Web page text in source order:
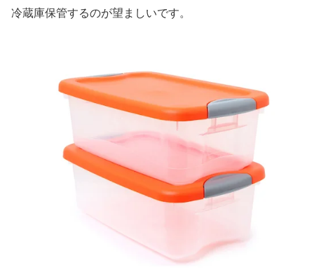
冷蔵庫保管するのが望ましいです。